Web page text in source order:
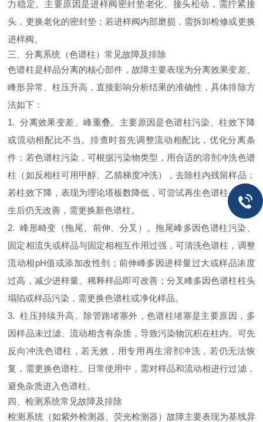
力稳定。主要原因是进样阀密封垫老化、接头松动，需拧紧接
头，更换老化的密封垫；若进样阀内部磨损，需拆卸检修或更换
进样阀。
三、分离系统（色谱柱）常见故障及排除
色谱柱是样品分离的核心部件，故障主要表现为分离效果变差、
峰形异常、柱压升高，直接影响分析结果的准确性，具体排除方
法如下：
1. 分离效果变差、峰重叠。主要原因是色谱柱污染、柱效下降
或流动相配比不当。排查时首先调整流动相配比，优化分离条
件；若色谱柱污染，可根据污染物类型，用合适的溶剂冲洗色谱
柱（如反相柱可用甲醇、乙腈梯度冲洗），去除柱内残留样品；
若柱效下降，表现为理论塔板数降低，可尝试再生色谱柱，若再
生后仍无改善，需更换新色谱柱。
2. 峰形畸变（拖尾、前伸、分叉）。拖尾峰多因色谱柱污染、
固定相流失或样品与固定相相互作用过强，可清洗色谱柱，调整
流动相pH值或添加改性剂；前伸峰多因进样量过大或样品浓度
过高，减少进样量、稀释样品即可改善；分叉峰多因色谱柱柱头
塌陷或样品污染，需更换色谱柱或净化样品。
3. 柱压持续升高。除管路堵塞外，色谱柱堵塞是主要原因，多
因样品未过滤、流动相含有杂质，导致污染物沉积在柱内。可先
反向冲洗色谱柱，若无效，用专用再生溶剂冲洗，若仍无法恢
复，需更换色谱柱。日常使用中，需对样品和流动相进行过滤，
避免杂质进入色谱柱。
四、检测系统常见故障及排除
检测系统（如紫外检测器、荧光检测器）故障主要表现为基线异